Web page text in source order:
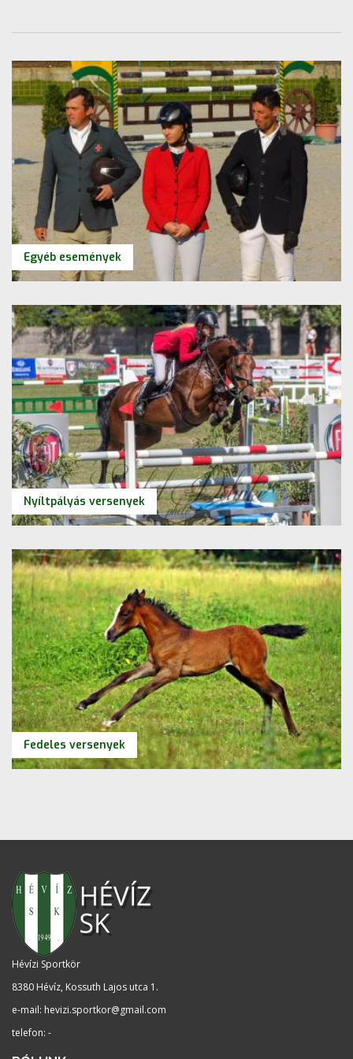
Egyéb események
Nyíltpályás versenyek
Fedeles versenyek
Hévízi Sportkör
8380 Hévíz, Kossuth Lajos utca 1 .
e-mail: hevizi.sportkor@gmail.com
telefon: -